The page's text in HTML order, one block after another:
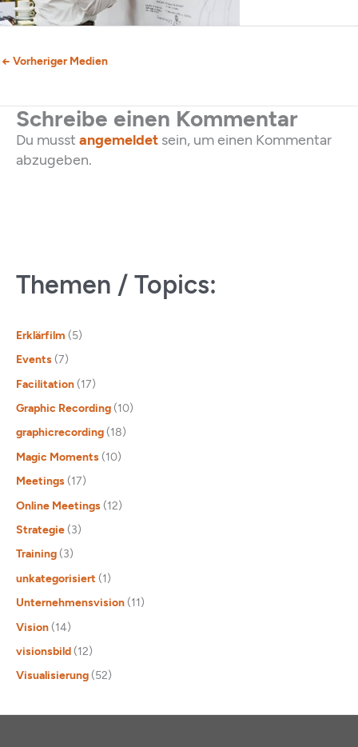
← Vorheriger Medien
Schreibe einen Kommentar
Du musst angemeldet sein, um einen Kommentar
abzugeben.
Themen / Topics:
Erklärfilm (5)
Events (7)
Facilitation (17)
Graphic Recording (10)
graphicrecording (18)
Magic Moments (10)
Meetings (17)
Online Meetings (12)
Strategie (3)
Training (3)
unkategorisiert (1)
Unternehmensvision (11)
Vision (14)
visionsbild (12)
Visualisierung (52)